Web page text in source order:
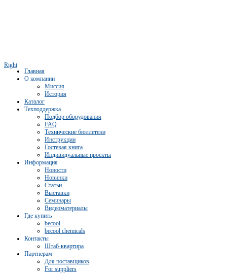
Right
Главная
О компании
Миссия
История
Каталог
Техподдержка
Подбор оборудования
FAQ
Технические бюллетени
Инструкции
Гостевая книга
Индивидуальные проекты
Информация
Новости
Новинки
Статьи
Выставки
Семинары
Видеоматериалы
Где купить
becool
becool chemicals
Контакты
Штаб-квартира
Партнерам
Для поставщиков
For suppliers